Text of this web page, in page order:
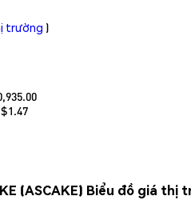
trường )
1.47
(ASCAKE) Biểu đồ giá thị